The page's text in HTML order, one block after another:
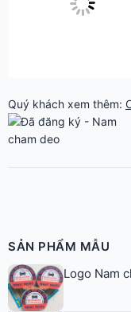
Quý khách xem thêm:
SẢN PHẨM MẪU
Logo Nam